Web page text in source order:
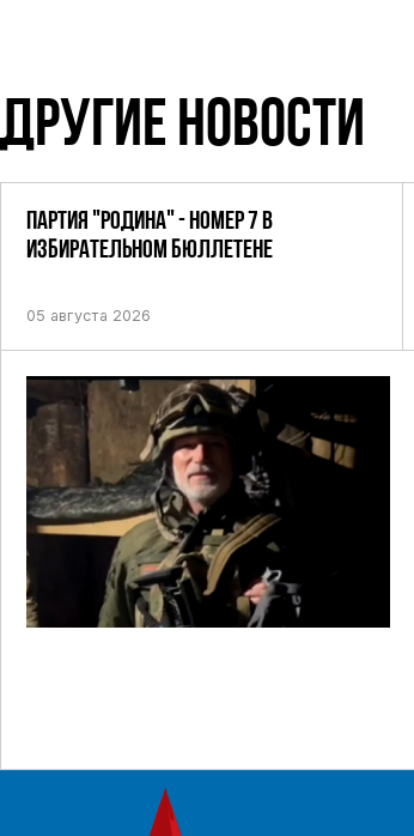
ДРУГИЕ НОВОСТИ
ПАРТИЯ "РОДИНА" - НОМЕР 7 В
ИЗБИРАТЕЛЬНОМ БЮЛЛЕТЕНЕ
05 августа 2026